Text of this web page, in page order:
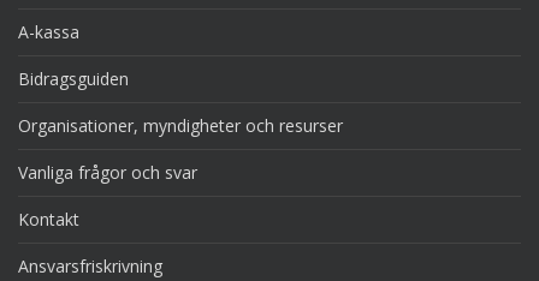
A-kassa
Bidragsguiden
Organisationer, myndigheter och resurser
Vanliga frågor och svar
Kontakt
Ansvarsfriskrivning